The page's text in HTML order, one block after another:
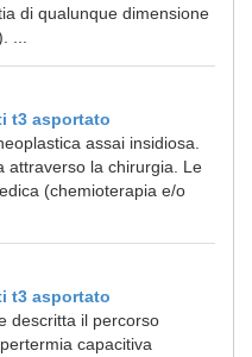
di qualunque dimensione
...
t3 asportato
assai insidiosa.
attraverso la chirurgia. Le
(chemioterapia e/o
t3 asportato
descritta il percorso
capacitiva